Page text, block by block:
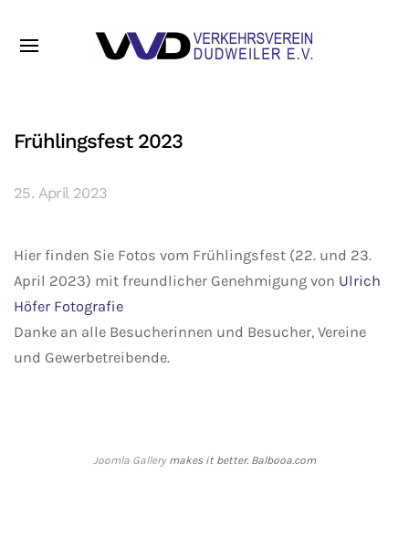
Frühlingsfest 2023
25. April 2023
Hier finden Sie Fotos vom Frühlingsfest (22. und 23.
April 2023) mit freundlicher Genehmigung von Ulrich
Höfer Fotografie
Danke an alle Besucherinnen und Besucher, Vereine
und Gewerbetreibende.
Joomla Gallerymakes it better. Balbooa.com